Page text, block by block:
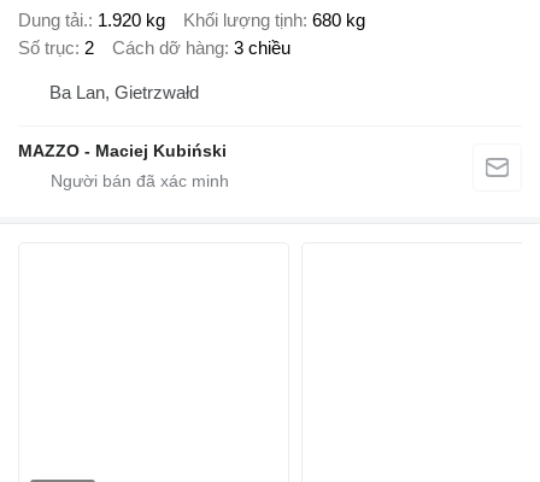
Dung tải. 1.920 kg Khối lượng tịnh 680 kg
Số trục 2 Cách dỡ hàng 3 chiều
Ba Lan, Gietrzwałd
MAZZO - Maciej Kubiński